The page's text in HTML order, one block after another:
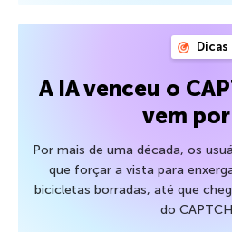
Dicas
A IA venceu o
vem por
Por mais de uma década, os
que forçar a vista para
bicicletas borradas, até que
do